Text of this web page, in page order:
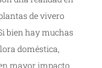
de vivero
bien hay muchas
doméstica,
mayor impacto